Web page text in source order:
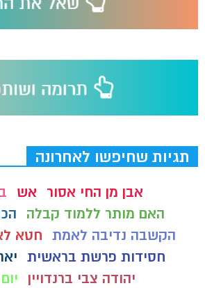
תגיות שחיפשו לאחרונה
אבן מן החי אסור אש
האם מותר ללמוד קבלה
הקשבה נדיבה לאמת חטא
חסידות פרשת בראשית
יהודה צבי ברנדויין